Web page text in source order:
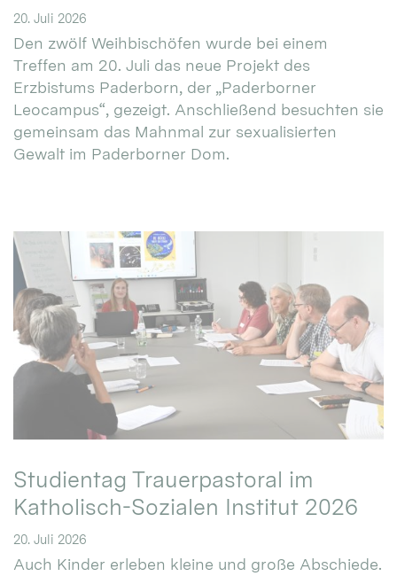
20. Juli 2026
Den zwölf Weihbischöfen wurde bei einem
Treffen am 20. Juli das neue Projekt des
Erzbistums Paderborn, der „Paderborner
Leocampus“, gezeigt. Anschließend besuchten sie
gemeinsam das Mahnmal zur sexualisierten
Gewalt im Paderborner Dom.
Studientag Trauerpastoral im
Katholisch-Sozialen Institut 2026
20. Juli 2026
Auch Kinder erleben kleine und große Abschiede.